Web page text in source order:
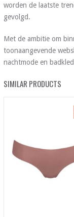
worden de laatste
gevolgd.
Met de ambitie om
toonaangevende
nachtmode en
SIMILAR PRODUCTS